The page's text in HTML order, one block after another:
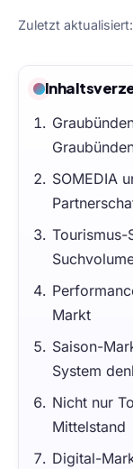
Zuletzt
SOMEDIA
Tourismus-
Markt
Saison-
System
Nicht nur
Mittelstand
Digital-